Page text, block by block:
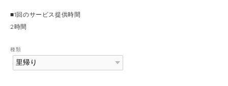
■1回のサービス提供時間
2時間
種類